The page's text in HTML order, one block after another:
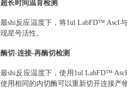
超长时间温育检测
最shi反应温度下，将1ul LabFD™ AscI
现星号活性。
酶切-连接-再酶切检测
最shi反应温度下，使用 1ul LabFD™
使用相同的内切酶可以重新切开连接产物